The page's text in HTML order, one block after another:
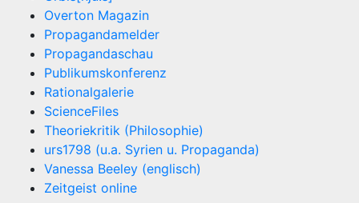
Overton Magazin
Propagandamelder
Propagandaschau
Publikumskonferenz
Rationalgalerie
ScienceFiles
Theoriekritik (Philosophie)
urs1798 (u.a. Syrien u. Propaganda)
Vanessa Beeley (englisch)
Zeitgeist online